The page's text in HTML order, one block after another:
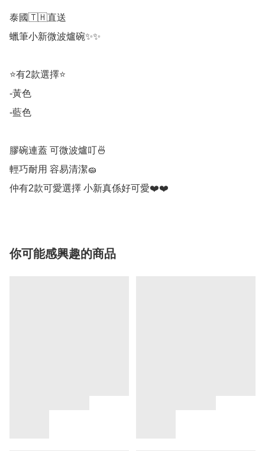
泰國🇹🇭直送
蠟筆小新微波爐碗✨✨
⭐️有2款選擇⭐️
-黃色
-藍色
膠碗連蓋 可微波爐叮🍜
輕巧耐用 容易清潔🧽
仲有2款可愛選擇 小新真係好可愛❤️❤️
你可能感興趣的商品